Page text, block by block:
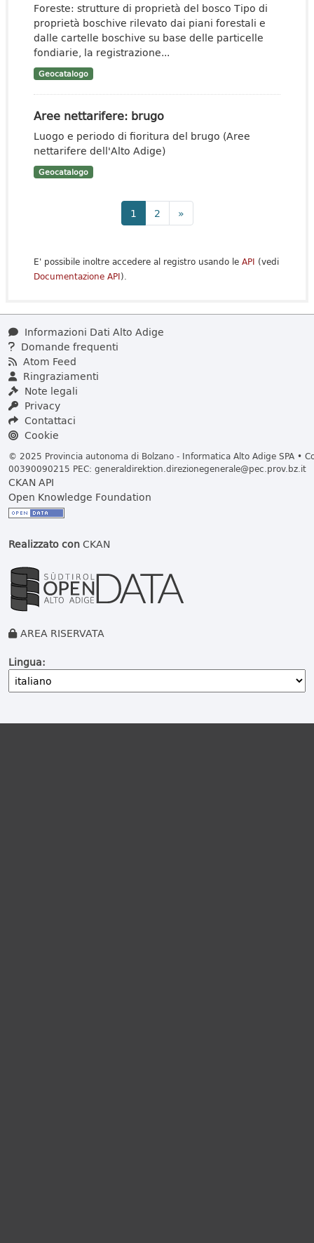
Foreste: strutture di proprietà del bosco Tipo di
proprietà boschive rilevato dai piani forestali e
dalle cartelle boschive su base delle particelle
fondiarie, la registrazione...
Geocatalogo
Aree nettarifere: brugo
Luogo e periodo di fioritura del brugo (Aree
nettarifere dell'Alto Adige)
Geocatalogo
1 2 »
E' possibile inoltre accedere al registro usando le API (vedi
Documentazione API).
Informazioni Dati Alto Adige
Domande frequenti
Atom Feed
Ringraziamenti
Note legali
Privacy
Contattaci
Cookie
© 2025 Provincia autonoma di Bolzano - Informatica Alto Adige SPA •
00390090215 PEC: generaldirektion.direzionegenerale@pec.prov.bz.it
CKAN API
Open Knowledge Foundation
Realizzato conCKAN
AREA RISERVATA
Lingua